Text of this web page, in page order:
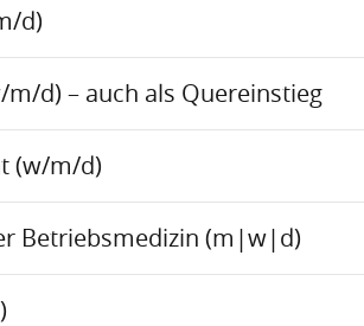
d)
d) – auch als Quereinstieg
(w/m/d)
Betriebsmedizin (m|w|d)